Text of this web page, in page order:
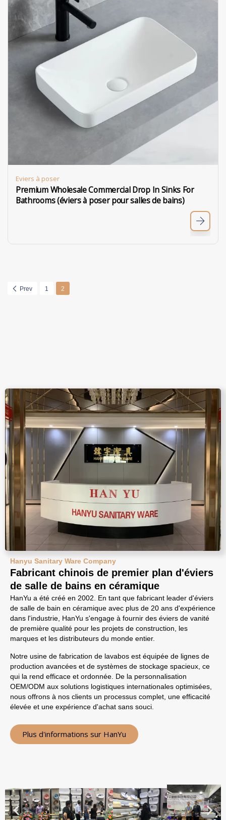
Eviers à poser
Premium Wholesale Commercial Drop In Sinks For
Bathrooms (éviers à poser pour salles de bains)
Prev 1 2
Hanyu Sanitary Ware Company
Fabricant chinois de premier plan d'éviers
de salle de bains en céramique
HanYu a été créé en 2002. En tant que fabricant leader d'éviers
de salle de bain en céramique avec plus de 20 ans d'expérience
dans l'industrie, HanYu s'engage à fournir des éviers de vanité
de première qualité pour les projets de construction, les
marques et les distributeurs du monde entier.
Notre usine de fabrication de lavabos est équipée de lignes de
production avancées et de systèmes de stockage spacieux, ce
qui la rend efficace et ordonnée. De la personnalisation
OEM/ODM aux solutions logistiques internationales optimisées,
nous offrons à nos clients un processus complet, une efficacité
élevée et une expérience d'achat sans souci.
Plus d'informations sur HanYu